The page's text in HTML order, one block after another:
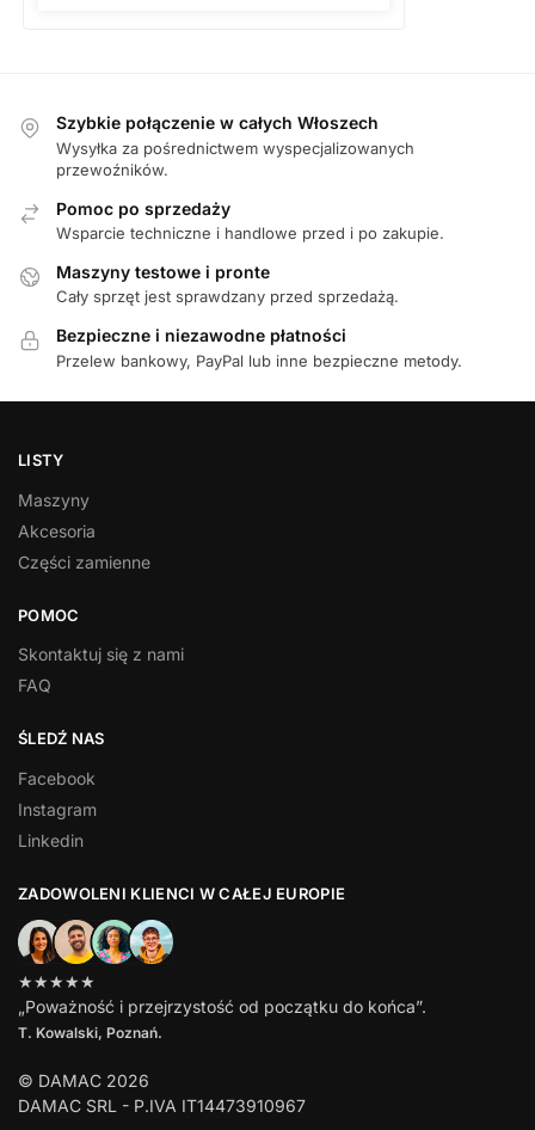
Szybkie połączenie w całych Włoszech
Wysyłka za pośrednictwem wyspecjalizowanych
przewoźników.
Pomoc po sprzedaży
Wsparcie techniczne i handlowe przed i po zakupie.
Maszyny testowe i pronte
Cały sprzęt jest sprawdzany przed sprzedażą.
Bezpieczne i niezawodne płatności
Przelew bankowy, PayPal lub inne bezpieczne metody.
LISTY
Maszyny
Akcesoria
Części zamienne
POMOC
Skontaktuj się z nami
FAQ
ŚLEDŹ NAS
Facebook
Instagram
Linkedin
ZADOWOLENI KLIENCI W CAŁEJ EUROPIE
★★★★★
„Poważność i przejrzystość od początku do końca”.
T. Kowalski, Poznań.
© DAMAC 2026
DAMAC SRL - P.IVA IT14473910967